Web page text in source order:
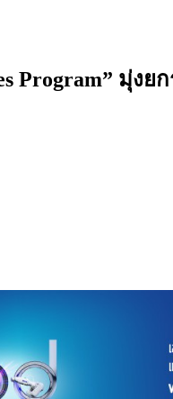
Program” มุ่ง